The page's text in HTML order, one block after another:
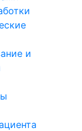
и